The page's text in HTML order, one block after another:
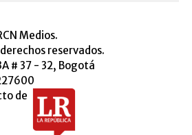
Medios.
reservados.
# 37 - 32, Bogotá
de